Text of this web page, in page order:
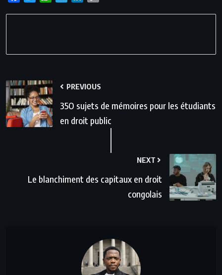
PREVIOUS
35O sujets de mémoires pour les étudiants
en droit public
NEXT
Le blanchiment des capitaux en droit
congolais